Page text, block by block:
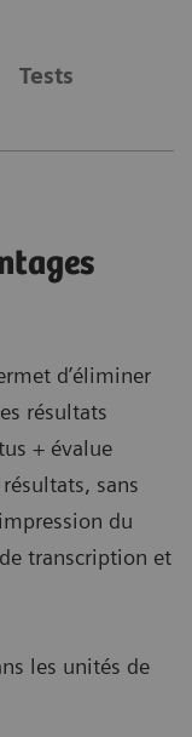
Tests
d’éliminer
résultats
+ évalue
sans
du
transcription et
les unités de